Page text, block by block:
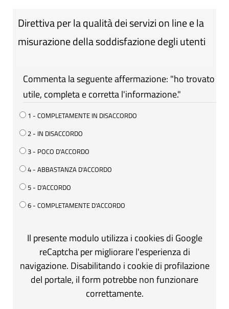
Direttiva per la qualità dei servizi on line e la
misurazione della soddisfazione degli utenti
Commenta la seguente affermazione: "ho trovato
utile, completa e corretta l'informazione."
1 - COMPLETAMENTE IN DISACCORDO
2 - IN DISACCORDO
3 - POCO D'ACCORDO
4 - ABBASTANZA D'ACCORDO
5 - D'ACCORDO
6 - COMPLETAMENTE D'ACCORDO
Il presente modulo utilizza i cookies di Google
reCaptcha per migliorare l'esperienza di
navigazione. Disabilitando i cookie di profilazione
del portale, il form potrebbe non funzionare
correttamente.